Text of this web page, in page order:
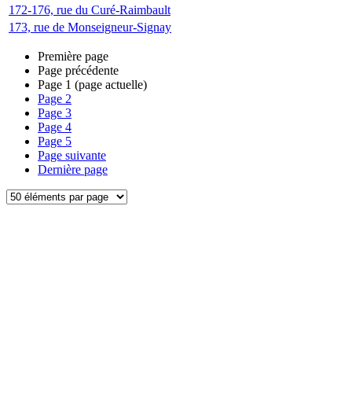
172-176, rue du Curé-Raimbault
173, rue de Monseigneur-Signay
Première page
Page précédente
Page 1 (page actuelle)
Page 2
Page 3
Page 4
Page 5
Page suivante
Dernière page